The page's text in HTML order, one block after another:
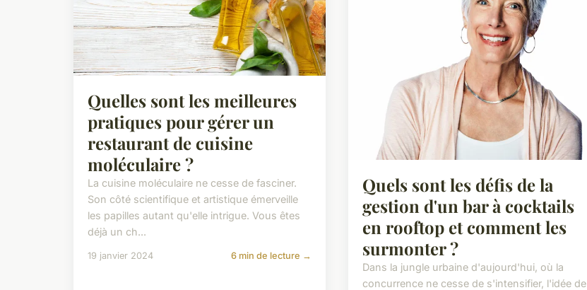
Quelles sont les meilleures
pratiques pour gérer un
restaurant de cuisine
moléculaire ?
La cuisine moléculaire ne cesse de fasciner.
Son côté scientifique et artistique émerveille
les papilles autant qu'elle intrigue. Vous êtes
déjà un ch...
19 janvier 2024 6 min de lecture →
Quels sont les défis de la
gestion d'un bar à cocktails
en rooftop et comment les
surmonter ?
Dans la jungle urbaine d'aujourd'hui, où la
concurrence ne cesse de s'intensifier, l'idée de